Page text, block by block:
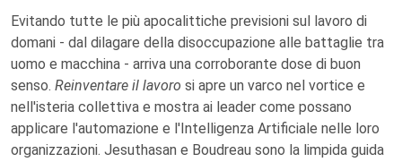
Evitando tutte le più apocalittiche previsioni sul lavoro di
domani - dal dilagare della disoccupazione alle battaglie tra
uomo e macchina - arriva una corroborante dose di buon
senso. Reinventare il lavoro si apre un varco nel vortice e
nell'isteria collettiva e mostra ai leader come possano
applicare l'automazione e l'Intelligenza Artificiale nelle loro
organizzazioni. Jesuthasan e Boudreau sono la limpida guida